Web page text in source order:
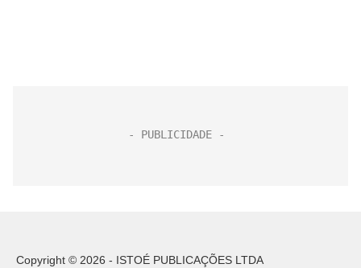
Copyright © 2026 - ISTOÉ PUBLICAÇÕES LTDA